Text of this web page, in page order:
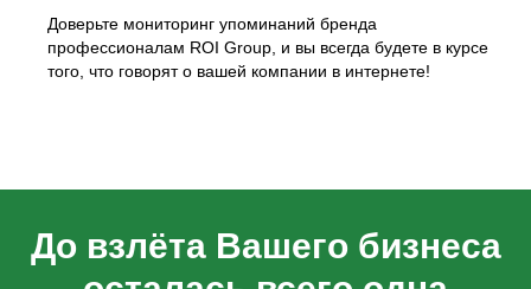
Доверьте мониторинг упоминаний бренда
профессионалам ROI Group, и вы всегда будете в курсе
того, что говорят о вашей компании в интернете!
До взлёта Вашего бизнеса